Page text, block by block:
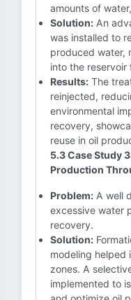
amounts of
Solution: An
was installed to
produced water,
into the reservoir
Results: The
reinjected,
environmental
recovery,
reuse in oil
5.3 Case Study
Production
Problem: A well
excessive water
recovery.
Solution:
modeling
zones. A
implemented to